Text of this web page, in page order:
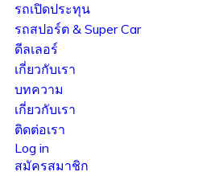
รถเปิดประทุน
รถสปอร์ต & Super Car
ดีลเลอร์
เกี่ยวกับเรา
บทความ
เกี่ยวกับเรา
ติดต่อเรา
Log in
สมัครสมาชิก